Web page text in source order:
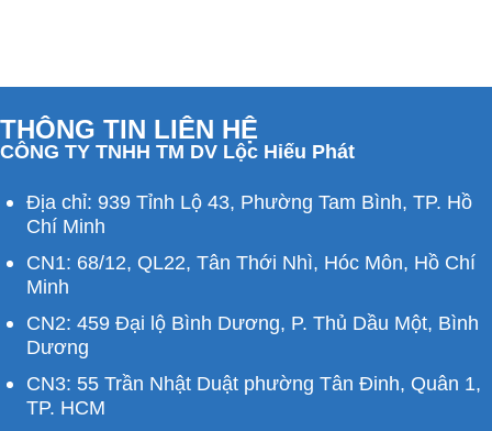
THÔNG TIN LIÊN HỆ
CÔNG TY TNHH TM DV Lộc Hiếu Phát
Địa chỉ: 939 Tỉnh Lộ 43, Phường Tam Bình, TP. Hồ
Chí Minh
CN1: 68/12, QL22, Tân Thới Nhì, Hóc Môn, Hồ Chí
Minh
CN2: 459 Đại lộ Bình Dương, P. Thủ Dầu Một, Bình
Dương
CN3: 55 Trần Nhật Duật phường Tân Đinh, Quân 1,
TP. HCM